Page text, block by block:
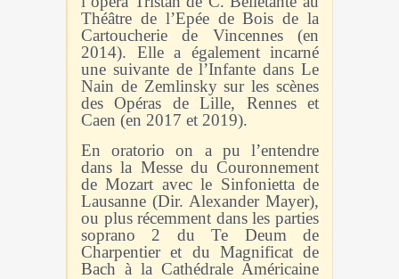
Théâtre de l’Epée de Bois de la
Cartoucherie de Vincennes (en
2014). Elle a également incarné
une suivante de l’Infante dans Le
Nain de Zemlinsky sur les scènes
des Opéras de Lille, Rennes et
Caen (en 2017 et 2019).
En oratorio on a pu l’entendre
dans la Messe du Couronnement
de Mozart avec le Sinfonietta de
Lausanne (Dir. Alexander Mayer),
ou plus récemment dans les parties
soprano 2 du Te Deum de
Charpentier et du Magnificat de
Bach à la Cathédrale Américaine